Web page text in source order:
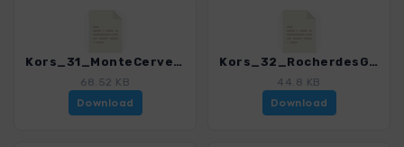
Kors_31_MonteCervellu_4280_18.gpx
68.52 KB
Download
Kors_32_RocherdesGozzi_4280_18.gpx
44.8 KB
Download